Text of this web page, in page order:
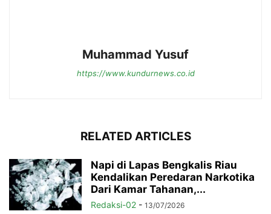
Muhammad Yusuf
https://www.kundurnews.co.id
RELATED ARTICLES
Napi di Lapas Bengkalis Riau
Kendalikan Peredaran Narkotika
Dari Kamar Tahanan,...
Redaksi-02 - 13/07/2026